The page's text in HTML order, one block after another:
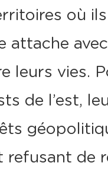
où
attache
leurs vies.
de l’est,
refusant de